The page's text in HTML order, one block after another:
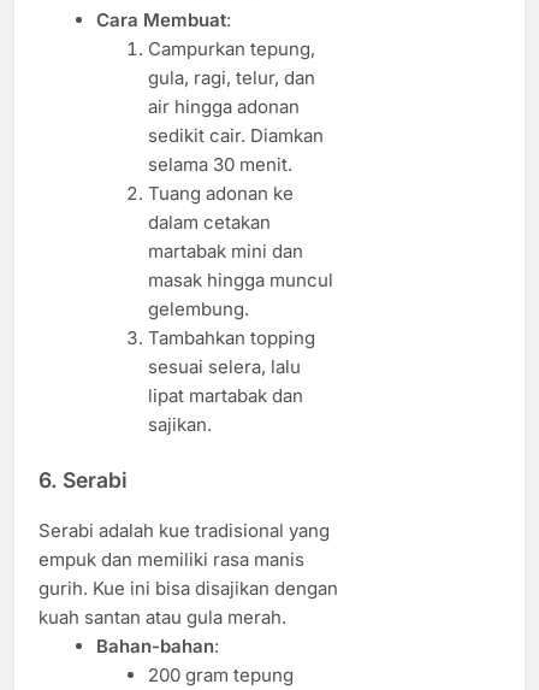
Cara Membuat:
Campurkan tepung,
gula, ragi, telur, dan
air hingga adonan
sedikit cair. Diamkan
selama 30 menit.
Tuang adonan ke
dalam cetakan
martabak mini dan
masak hingga muncul
gelembung.
Tambahkan topping
sesuai selera, lalu
lipat martabak dan
sajikan.
6. Serabi
Serabi adalah kue tradisional yang
empuk dan memiliki rasa manis
gurih. Kue ini bisa disajikan dengan
kuah santan atau gula merah.
Bahan-bahan:
200 gram tepung